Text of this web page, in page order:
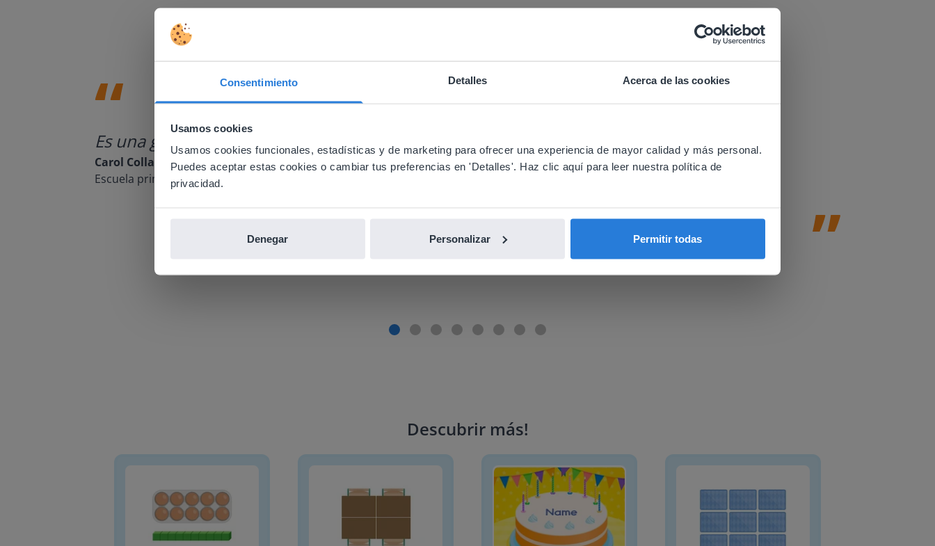
Consentimiento Detalles Acerca de las cookies
Usamos cookies
Usamos cookies funcionales, estadísticas y de marketing para ofrecer una experiencia de mayor calidad y más personal.
Puedes aceptar estas cookies o cambiar tus preferencias en 'Detalles'. Haz clic aquí para leer nuestra política de
privacidad.
Denegar Personalizar Permitir todas
Es una gran herramienta que utilizo con mi pizarra y con la formación a distancia.
Carol Collack
Escuela primaria Frank Kim, Nevada
Descubrir más!
This website doesn't match your location
There you'll find regional content and pricing.
English
Español